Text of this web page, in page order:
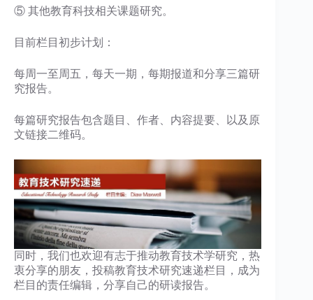
⑤ 其他教育科技相关课题研究。
目前栏目初步计划：
每周一至周五，每天一期，每期报道和分享三篇研
究报告。
每篇研究报告包含题目、作者、内容提要、以及原
文链接二维码。
同时，我们也欢迎有志于推动教育技术学研究，热
衷分享的朋友，投稿教育技术研究速递栏目，成为
栏目的责任编辑，分享自己的研读报告。